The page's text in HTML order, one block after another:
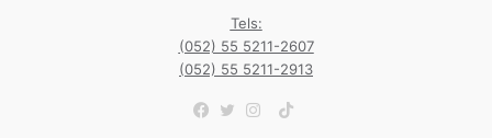
Tels:
(052) 55 5211-2607
(052) 55 5211-2913
TikTok